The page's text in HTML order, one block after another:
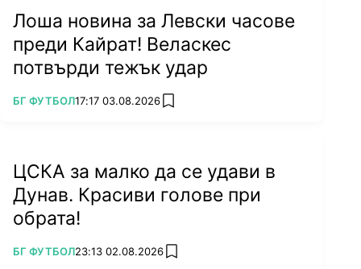
Лоша новина за Левски часове
преди Кайрат! Веласкес
потвърди тежък удар
ПОВЕЧЕ ОТ
БГ ФУТБОЛ17:17 03.08.2026 add favorites
ЦСКА за малко да се удави в
Дунав. Красиви голове при
обрата!
ПОВЕЧЕ ОТ
БГ ФУТБОЛ23:13 02.08.2026 add favorites